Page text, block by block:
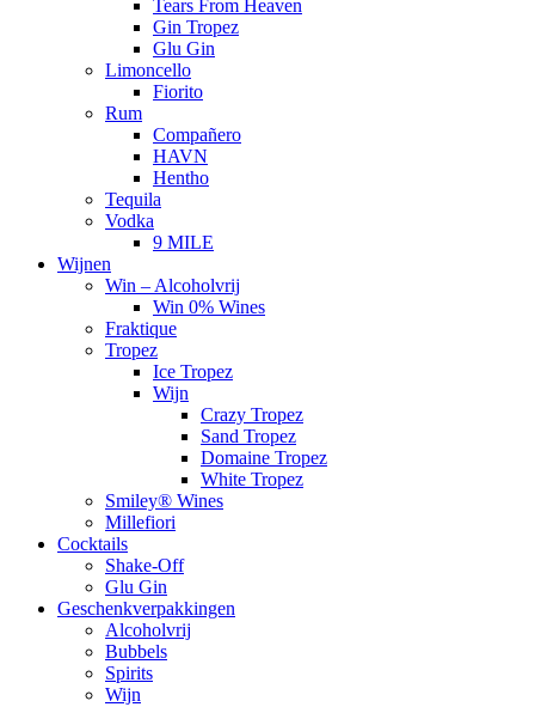
Tears From Heaven
Gin Tropez
Glu Gin
Limoncello
Fiorito
Rum
Compañero
HAVN
Hentho
Tequila
Vodka
9 MILE
Wijnen
Win – Alcoholvrij
Win 0% Wines
Fraktique
Tropez
Ice Tropez
Wijn
Crazy Tropez
Sand Tropez
Domaine Tropez
White Tropez
Smiley® Wines
Millefiori
Cocktails
Shake-Off
Glu Gin
Geschenkverpakkingen
Alcoholvrij
Bubbels
Spirits
Wijn